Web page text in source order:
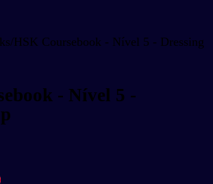
/HSK Coursebook - Nível 5 - Dressing
- Nível 5 -